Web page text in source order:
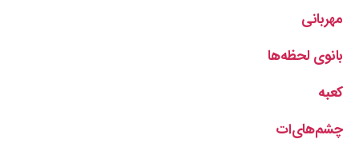
مهربانی
بانوی لحظه‌ها
کعبه
چشم‌های‌ات